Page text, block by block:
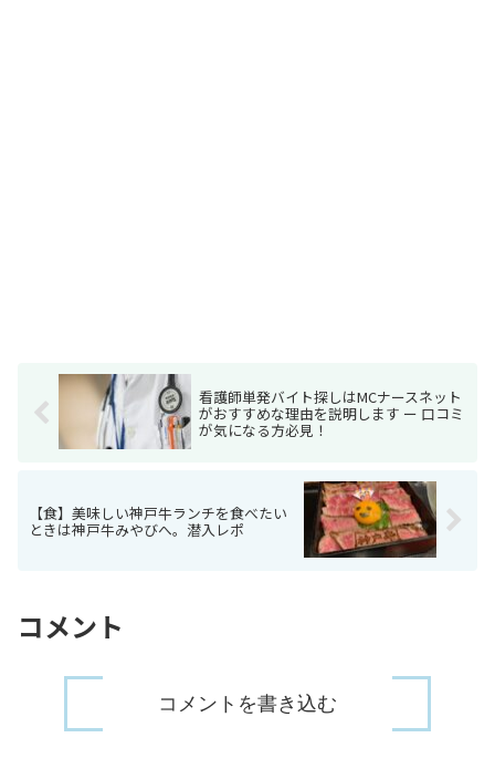
看護師単発バイト探しはMCナースネット
がおすすめな理由を説明します ー 口コミ
が気になる方必見！
【食】美味しい神戸牛ランチを食べたい
ときは神戸牛みやびへ。潜入レポ
コメント
コメントを書き込む